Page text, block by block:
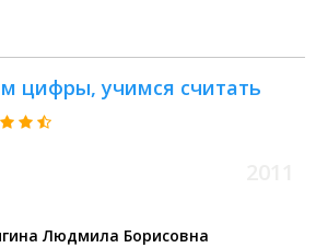
цифры, учимся считать
Людмила Борисовна